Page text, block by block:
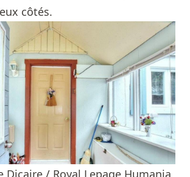
côtés.
Dicaire / Royal Lepage Humania